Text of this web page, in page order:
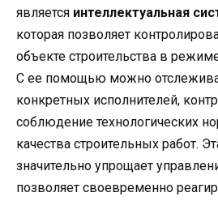
является интеллектуальная
которая позволяет
объекте строительства в
С ее помощью можно
конкретных исполнителей,
соблюдение технологических
качества строительных работ.
значительно упрощает
позволяет своевременно